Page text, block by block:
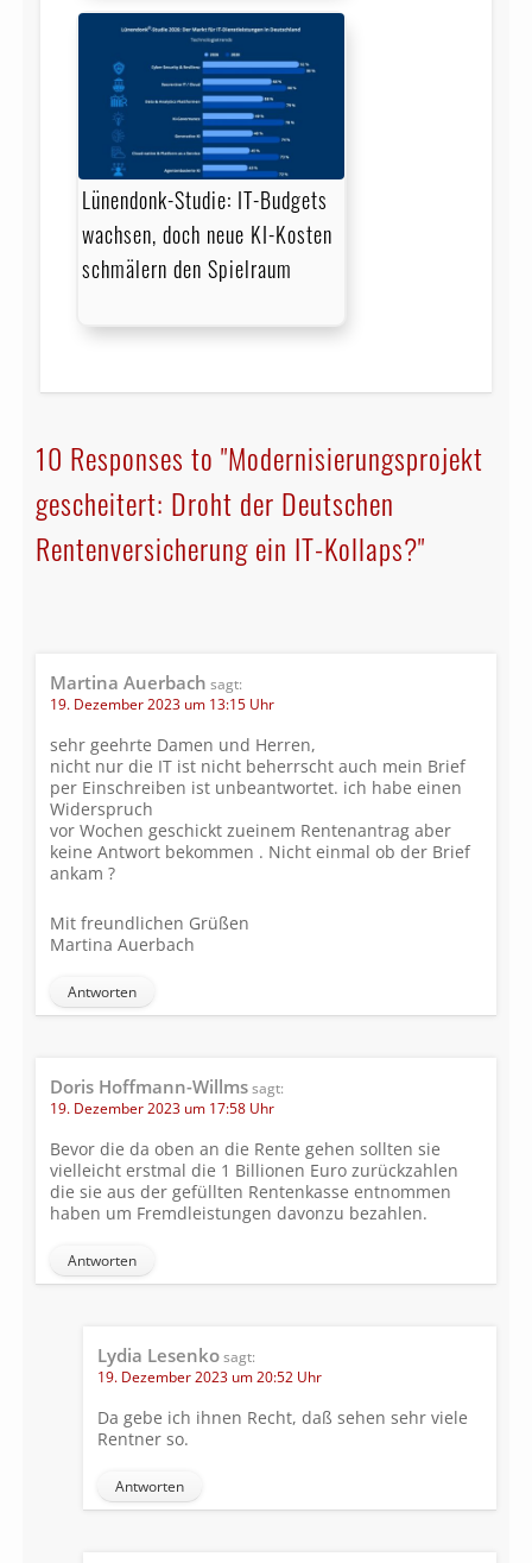
Lünendonk-Studie: IT-Budgets
wachsen, doch neue KI-Kosten
schmälern den Spielraum
10 Responses to "Modernisierungsprojekt
gescheitert: Droht der Deutschen
Rentenversicherung ein IT-Kollaps?"
Martina Auerbach sagt:
19. Dezember 2023 um 13:15 Uhr
sehr geehrte Damen und Herren,
nicht nur die IT ist nicht beherrscht auch mein Brief
per Einschreiben ist unbeantwortet. ich habe einen
Widerspruch
vor Wochen geschickt zueinem Rentenantrag aber
keine Antwort bekommen . Nicht einmal ob der Brief
ankam ?
Mit freundlichen Grüßen
Martina Auerbach
Antworten
Doris Hoffmann-Willmssagt:
19. Dezember 2023 um 17:58 Uhr
Bevor die da oben an die Rente gehen sollten sie
vielleicht erstmal die 1 Billionen Euro zurückzahlen
die sie aus der gefüllten Rentenkasse entnommen
haben um Fremdleistungen davonzu bezahlen.
Antworten
Lydia Lesenkosagt:
19. Dezember 2023 um 20:52 Uhr
Da gebe ich ihnen Recht, daß sehen sehr viele
Rentner so.
Antworten